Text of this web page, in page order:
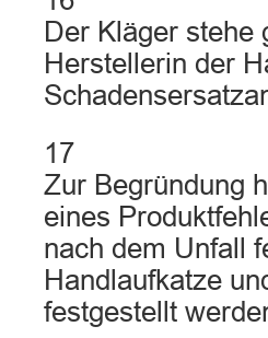
Der Kläger stehe
Herstellerin der
17
Zur Begründung
eines
nach dem Unfall
Handlaufkatze
festgestellt